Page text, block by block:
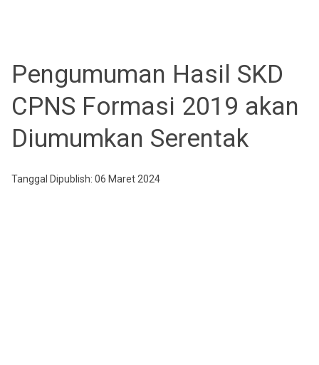
Pengumuman Hasil SKD
CPNS Formasi 2019 akan
Diumumkan Serentak
Tanggal Dipublish: 06 Maret 2024